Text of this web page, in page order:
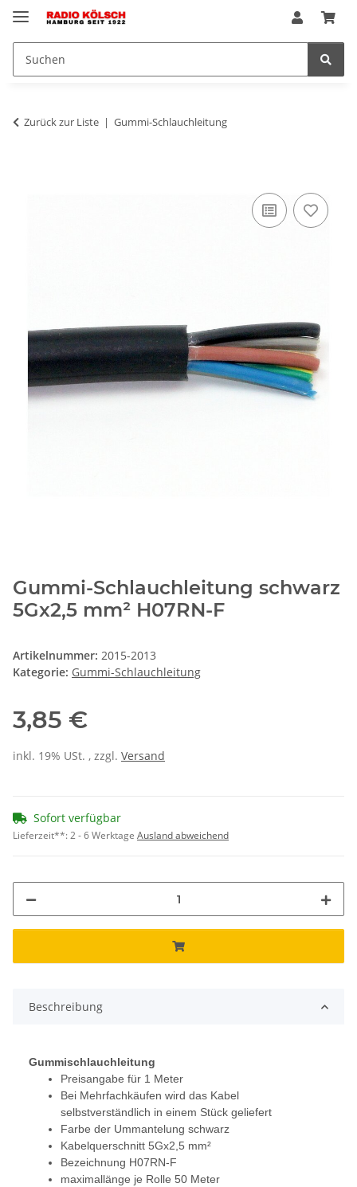
Zurück zur Liste Gummi-Schlauchleitung
Gummi-Schlauchleitung schwarz
5Gx2,5 mm² H07RN-F
Artikelnummer: 2015-2013
Kategorie: Gummi-Schlauchleitung
3,85 €
inkl. 19% USt. , zzgl. Versand
Sofort verfügbar
Lieferzeit**:2 - 6 Werktage Ausland abweichend
Beschreibung
Gummischlauchleitung
Preisangabe für 1 Meter
Bei Mehrfachkäufen wird das Kabel
selbstverständlich in einem Stück geliefert
Farbe der Ummantelung schwarz
Kabelquerschnitt 5Gx2,5 mm²
Bezeichnung H07RN-F
maximallänge je Rolle 50 Meter